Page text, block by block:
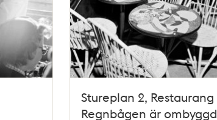
Stureplan 2, Restaurang
Regnbågen är ombyggd